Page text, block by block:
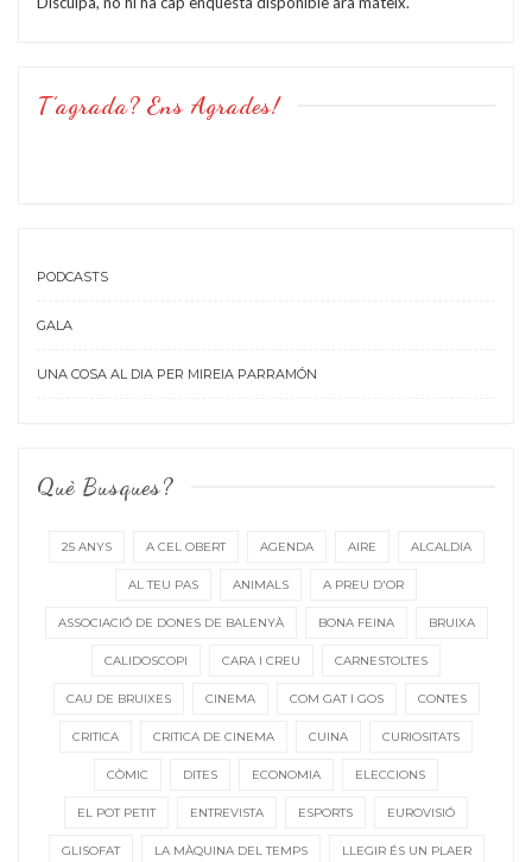
T’agrada? Ens Agrades!
PODCASTS
GALA
UNA COSA AL DIA PER MIREIA PARRAMÓN
Què Busques?
25 ANYS A CEL OBERT AGENDA AIRE ALCALDIA
AL TEU PAS ANIMALS A PREU D'OR
ASSOCIACIÓ DE DONES DE BALENYÀ BONA FEINA BRUIXA
CALIDOSCOPI CARA I CREU CARNESTOLTES
CAU DE BRUIXES CINEMA COM GAT I GOS CONTES
CRITICA CRITICA DE CINEMA CUINA CURIOSITATS
CÒMIC DITES ECONOMIA ELECCIONS
EL POT PETIT ENTREVISTA ESPORTS EUROVISIÓ
GLISOFAT LA MÀQUINA DEL TEMPS LLEGIR ÉS UN PLAER